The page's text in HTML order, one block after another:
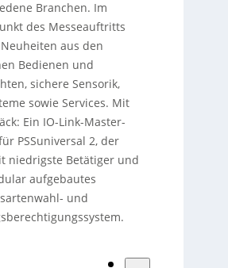
Branchen. Im
des Messeauftritts
aus den
Bedienen und
sichere Sensorik,
sowie Services. Mit
Ein IO-Link-Master-
PSSuniversal 2, der
niedrigste Betätiger und
aufgebautes
und